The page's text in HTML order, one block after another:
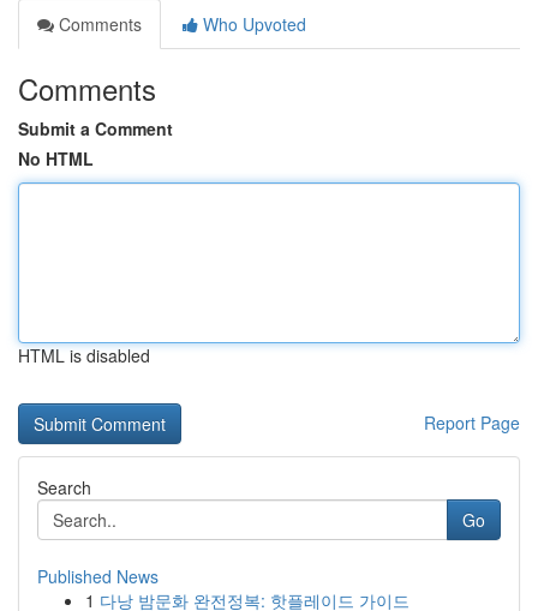
Comments
Who Upvoted
Comments
Submit a Comment
No HTML
HTML is disabled
Report Page
Search
Go
Published News
1 다낭 밤문화 완전정복: 핫플레이드 가이드